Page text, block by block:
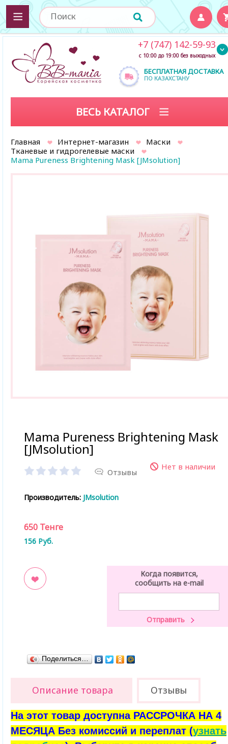
БЕСПЛАТНАЯ ДОСТАВКА
ПО КАЗАХСТАНУ
+7 (747) 142-59-93
с 10:00 до 19:00 без выходных
ВЕСЬ КАТАЛОГ
Главная Интернет-магазин
Маски
Тканевые и гидрогелевые маски
Mama Pureness Brightening Mask [JMsolution]
Mama Pureness Brightening Mask
[JMsolution]
Отзывы
Нет в наличии
Производитель: JMsolution
650 Тенге
156 Руб.
Когда появится,
сообщить на e-mail
Поделиться…
Описание товара Отзывы
На этот товар доступна РАССРОЧКА НА 4
МЕСЯЦА Без комиссий и переплат (узнать